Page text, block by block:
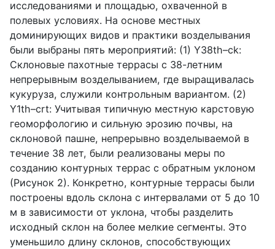
исследованиями и площадью, охваченной в
полевых условиях. На основе местных
доминирующих видов и практики возделывания
были выбраны пять мероприятий: (1) Y38th–ck:
Склоновые пахотные террасы с 38-летним
непрерывным возделыванием, где выращивалась
кукуруза, служили контрольным вариантом. (2)
Y1th–crt: Учитывая типичную местную карстовую
геоморфологию и сильную эрозию почвы, на
склоновой пашне, непрерывно возделываемой в
течение 38 лет, были реализованы меры по
созданию контурных террас с обратным уклоном
(Рисунок 2). Конкретно, контурные террасы были
построены вдоль склона с интервалами от 5 до 10
м в зависимости от уклона, чтобы разделить
исходный склон на более мелкие сегменты. Это
уменьшило длину склонов, способствующих